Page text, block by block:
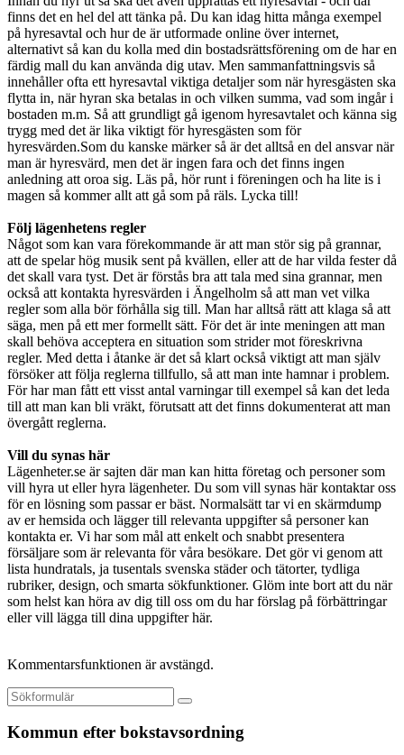
finns det en hel del att tänka på. Du kan idag hitta många exempel
på hyresavtal och hur de är utformade online över internet,
alternativt så kan du kolla med din bostadsrättsförening om de har en
färdig mall du kan använda dig utav. Men sammanfattningsvis så
innehåller ofta ett hyresavtal viktiga detaljer som när hyresgästen ska
flytta in, när hyran ska betalas in och vilken summa, vad som ingår i
bostaden m.m. Så att grundligt gå igenom hyresavtalet och känna sig
trygg med det är lika viktigt för hyresgästen som för
hyresvärden.Som du kanske märker så är det alltså en del ansvar när
man är hyresvärd, men det är ingen fara och det finns ingen
anledning att oroa sig. Läs på, hör runt i föreningen och ha lite is i
magen så kommer allt att gå som på räls. Lycka till!
Följ lägenhetens regler
Något som kan vara förekommande är att man stör sig på grannar,
att de spelar hög musik sent på kvällen, eller att de har vilda fester då
det skall vara tyst. Det är förstås bra att tala med sina grannar, men
också att kontakta hyresvärden i Ängelholm så att man vet vilka
regler som alla bör förhålla sig till. Man har alltså rätt att klaga så att
säga, men på ett mer formellt sätt. För det är inte meningen att man
skall behöva acceptera en situation som strider mot föreskrivna
regler. Med detta i åtanke är det så klart också viktigt att man själv
försöker att följa reglerna tillfullo, så att man inte hamnar i problem.
För har man fått ett visst antal varningar till exempel så kan det leda
till att man kan bli vräkt, förutsatt att det finns dokumenterat att man
övergått reglerna.
Vill du synas här
Lägenheter.se är sajten där man kan hitta företag och personer som
vill hyra ut eller hyra lägenheter. Du som vill synas här kontaktar oss
för en lösning som passar er bäst. Normalsätt tar vi en skärmdump
av er hemsida och lägger till relevanta uppgifter så personer kan
kontakta er. Vi har som mål att enkelt och snabbt presentera
försäljare som är relevanta för våra besökare. Det gör vi genom att
lista hundratals, ja tusentals svenska städer och tätorter, tydliga
rubriker, design, och smarta sökfunktioner. Glöm inte bort att du när
som helst kan höra av dig till oss om du har förslag på förbättringar
eller vill lägga till dina uppgifter här.
Kommentarsfunktionen är avstängd.
Kommun efter bokstavsordning